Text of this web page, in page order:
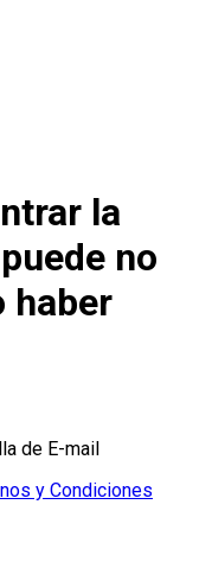
la
no
haber
de E-mail
y Condiciones